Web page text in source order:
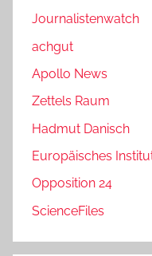
Journalistenwatch
achgut
Apollo News
Zettels Raum
Hadmut Danisch
Europäisches
Opposition 24
ScienceFiles